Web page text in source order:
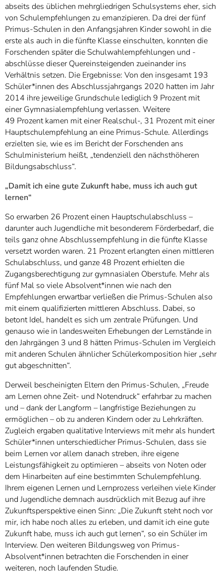
abseits des üblichen mehrgliedrigen Schulsystems eher, sich
von Schulempfehlungen zu emanzipieren. Da drei der fünf
Primus-Schulen in den Anfangsjahren Kinder sowohl in die
erste als auch in die fünfte Klasse einschulten, konnten die
Forschenden später die Schulwahlempfehlungen und -
abschlüsse dieser Quereinsteigenden zueinander ins
Verhältnis setzen. Die Ergebnisse: Von den insgesamt 193
Schüler*innen des Abschlussjahrgangs 2020 hatten im Jahr
2014 ihre jeweilige Grundschule lediglich 9 Prozent mit
einer Gymnasialempfehlung verlassen. Weitere
49 Prozent kamen mit einer Realschul-, 31 Prozent mit einer
Hauptschulempfehlung an eine Primus-Schule. Allerdings
erzielten sie, wie es im Bericht der Forschenden ans
Schulministerium heißt, „tendenziell den nächsthöheren
Bildungsabschluss“.
„Damit ich eine gute Zukunft habe, muss ich auch gut
lernen“
So erwarben 26 Prozent einen Hauptschulabschluss –
darunter auch Jugendliche mit besonderem Förderbedarf, die
teils ganz ohne Abschlussempfehlung in die fünfte Klasse
versetzt worden waren. 21 Prozent erlangten einen mittleren
Schulabschluss, und ganze 48 Prozent erhielten die
Zugangsberechtigung zur gymnasialen Oberstufe. Mehr als
fünf Mal so viele Absolvent*innen wie nach den
Empfehlungen erwartbar verließen die Primus-Schulen also
mit einem qualifizierten mittleren Abschluss. Dabei, so
betont Idel, handelt es sich um zentrale Prüfungen. Und
genauso wie in landesweiten Erhebungen der Lernstände in
den Jahrgängen 3 und 8 hätten Primus-Schulen im Vergleich
mit anderen Schulen ähnlicher Schülerkomposition hier „sehr
gut abgeschnitten“.
Derweil bescheinigten Eltern den Primus-Schulen, „Freude
am Lernen ohne Zeit- und Notendruck“ erfahrbar zu machen
und – dank der Langform – langfristige Beziehungen zu
ermöglichen – ob zu anderen Kindern oder zu Lehrkräften.
Zugleich ergaben qualitative Interviews mit mehr als hundert
Schüler*innen unterschiedlicher Primus-Schulen, dass sie
beim Lernen vor allem danach streben, ihre eigene
Leistungsfähigkeit zu optimieren – abseits von Noten oder
dem Hinarbeiten auf eine bestimmten Schulempfehlung.
Ihrem eigenen Lernen und Lernprozess verleihen viele Kinder
und Jugendliche demnach ausdrücklich mit Bezug auf ihre
Zukunftsperspektive einen Sinn: „Die Zukunft steht noch vor
mir, ich habe noch alles zu erleben, und damit ich eine gute
Zukunft habe, muss ich auch gut lernen“, so ein Schüler im
Interview. Den weiteren Bildungsweg von Primus-
Absolvent*innen betrachten die Forschenden in einer
weiteren, noch laufenden Studie.